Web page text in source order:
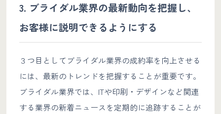
3. ブライダル業界の最新動向を把握し、
お客様に説明できるようにする
３つ目としてブライダル業界の成約率を向上させる
には、最新のトレンドを把握することが重要です。
ブライダル業界では、ITや印刷・デザインなど関連
する業界の新着ニュースを定期的に追跡することが